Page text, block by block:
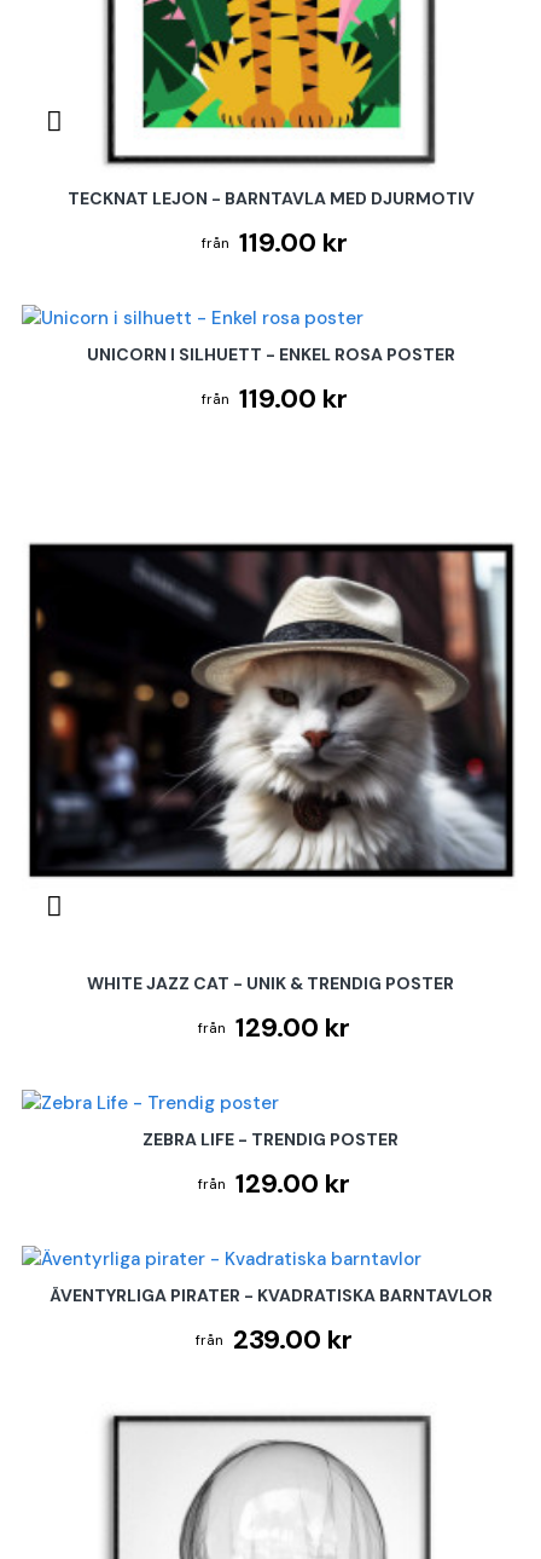
TECKNAT LEJON - BARNTAVLA MED DJURMOTIV
119.00 kr
UNICORN I SILHUETT - ENKEL ROSA POSTER
119.00 kr
WHITE JAZZ CAT - UNIK & TRENDIG POSTER
129.00 kr
ZEBRA LIFE - TRENDIG POSTER
129.00 kr
ÄVENTYRLIGA PIRATER - KVADRATISKA BARNTAVLOR
239.00 kr